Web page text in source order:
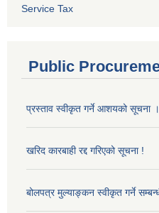
Service Tax
Public
प्रस्ताव स्वीकृत गर्ने आशयको सूचना ।
खरिद कारबाही रद्द गरिएको सूचना !
बोलपत्र मुल्याङ्कन स्वीकृत गर्ने